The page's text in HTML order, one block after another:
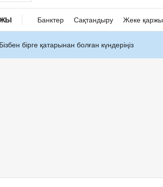
Банктер Сақтандыру Жеке қаржы
Бізбен бірге қатарынан болған күндеріңіз